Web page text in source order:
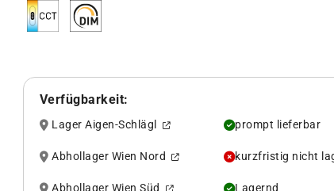
Verfügbarkeit:
Lager Aigen-Schlägl prompt lieferbar
Abhollager Wien Nord kurzfristig nicht
Abhollager Wien Süd Lagernd